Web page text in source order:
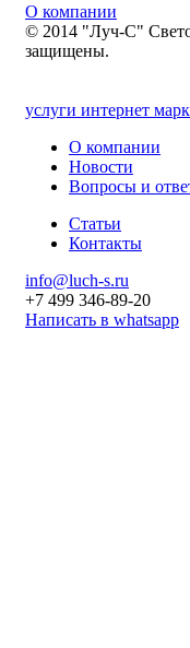
О компании
© 2014 "Луч-С"
защищены.
услуги интернет
О компании
Новости
Вопросы и
Статьи
Контакты
info@luch-s.ru
+7 499 346-89-20
Написать в whatsapp